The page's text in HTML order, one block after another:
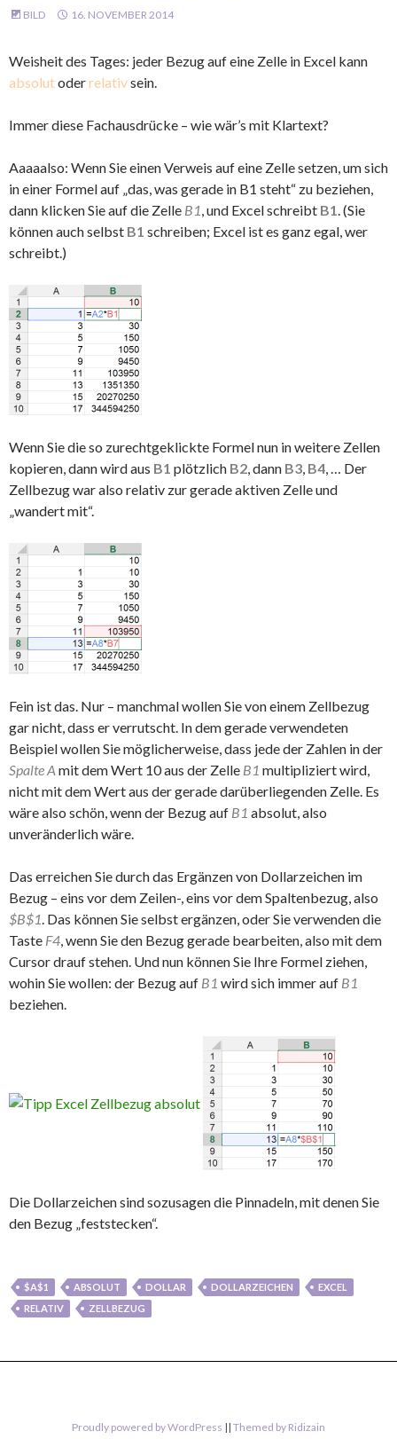
BILD 16. NOVEMBER 2014
Weisheit des Tages: jeder Bezug auf eine Zelle in Excel kann
absolutoderrelativsein.
Immer diese Fachausdrücke – wie wär’s mit Klartext?
Aaaaalso: Wenn Sie einen Verweis auf eine Zelle setzen, um sich
in einer Formel auf „das, was gerade in B1 steht“ zu beziehen,
dann klicken Sie auf die Zelle B1, und Excel schreibt B1. (Sie
können auch selbst B1 schreiben; Excel ist es ganz egal, wer
schreibt.)
Wenn Sie die so zurechtgeklickte Formel nun in weitere Zellen
kopieren, dann wird aus B1 plötzlich B2, dann B3, B4, … Der
Zellbezug war also relativ zur gerade aktiven Zelle und
„wandert mit“.
Fein ist das. Nur – manchmal wollen Sie von einem Zellbezug
gar nicht, dass er verrutscht. In dem gerade verwendeten
Beispiel wollen Sie möglicherweise, dass jede der Zahlen in der
Spalte A mit dem Wert 10 aus der Zelle B1 multipliziert wird,
nicht mit dem Wert aus der gerade darüberliegenden Zelle. Es
wäre also schön, wenn der Bezug auf B1 absolut, also
unveränderlich wäre.
Das erreichen Sie durch das Ergänzen von Dollarzeichen im
Bezug – eins vor dem Zeilen-, eins vor dem Spaltenbezug, also
$B$1. Das können Sie selbst ergänzen, oder Sie verwenden die
Taste F4, wenn Sie den Bezug gerade bearbeiten, also mit dem
Cursor drauf stehen. Und nun können Sie Ihre Formel ziehen,
wohin Sie wollen: der Bezug auf B1 wird sich immer auf B1
beziehen.
Die Dollarzeichen sind sozusagen die Pinnadeln, mit denen Sie
den Bezug „feststecken“.
$A$1 ABSOLUT DOLLAR DOLLARZEICHEN
EXCEL
RELATIV
ZELLBEZUG
Proudly powered by WordPress || Themed by Ridizain